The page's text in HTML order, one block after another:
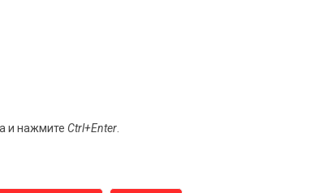
и нажмите Ctrl+Enter.